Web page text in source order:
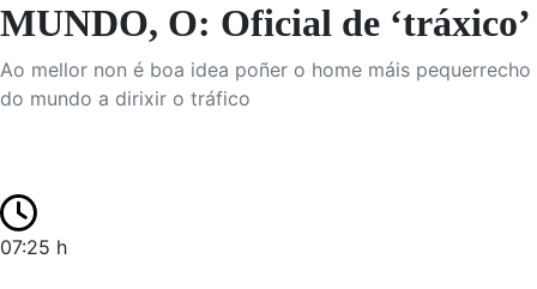
MUNDO, O: Oficial de ‘tráxico’
Ao mellor non é boa idea poñer o home máis pequerrecho
do mundo a dirixir o tráfico
07:25 h